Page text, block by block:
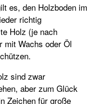
es, den Holzboden im
richtig
Holz (je nach
mit Wachs oder Öl
sind zwar
aber zum Glück
Zeichen für große